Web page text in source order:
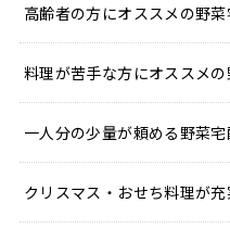
高齢者の方にオススメの野
料理が苦手な方にオススメ
一人分の少量が頼める野菜
クリスマス・おせち料理が